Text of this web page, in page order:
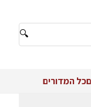
🔍
כל המדורים